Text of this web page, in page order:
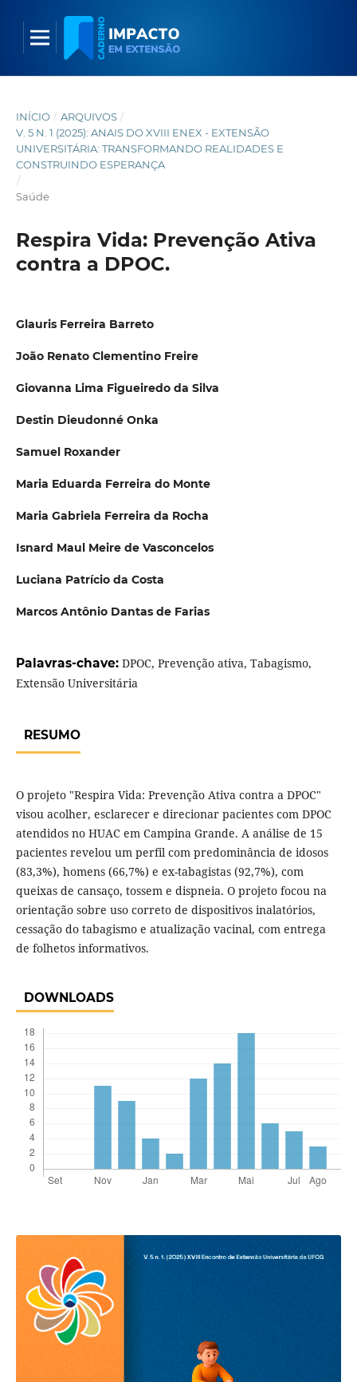
INÍCIO / ARQUIVOS /
V. 5 N. 1 (2025): ANAIS DO XVIII ENEX - EXTENSÃO
UNIVERSITÁRIA: TRANSFORMANDO REALIDADES E
CONSTRUINDO ESPERANÇA
/
Saúde
Respira Vida: Prevenção Ativa
contra a DPOC.
Glauris Ferreira Barreto
João Renato Clementino Freire
Giovanna Lima Figueiredo da Silva
Destin Dieudonné Onka
Samuel Roxander
Maria Eduarda Ferreira do Monte
Maria Gabriela Ferreira da Rocha
Isnard Maul Meire de Vasconcelos
Luciana Patrício da Costa
Marcos Antônio Dantas de Farias
Palavras-chave: DPOC, Prevenção ativa, Tabagismo,
Extensão Universitária
RESUMO
O projeto "Respira Vida: Prevenção Ativa contra a DPOC"
visou acolher, esclarecer e direcionar pacientes com DPOC
atendidos no HUAC em Campina Grande. A análise de 15
pacientes revelou um perfil com predominância de idosos
(83,3%), homens (66,7%) e ex-tabagistas (92,7%), com
queixas de cansaço, tossem e dispneia. O projeto focou na
orientação sobre uso correto de dispositivos inalatórios,
cessação do tabagismo e atualização vacinal, com entrega
de folhetos informativos.
DOWNLOADS